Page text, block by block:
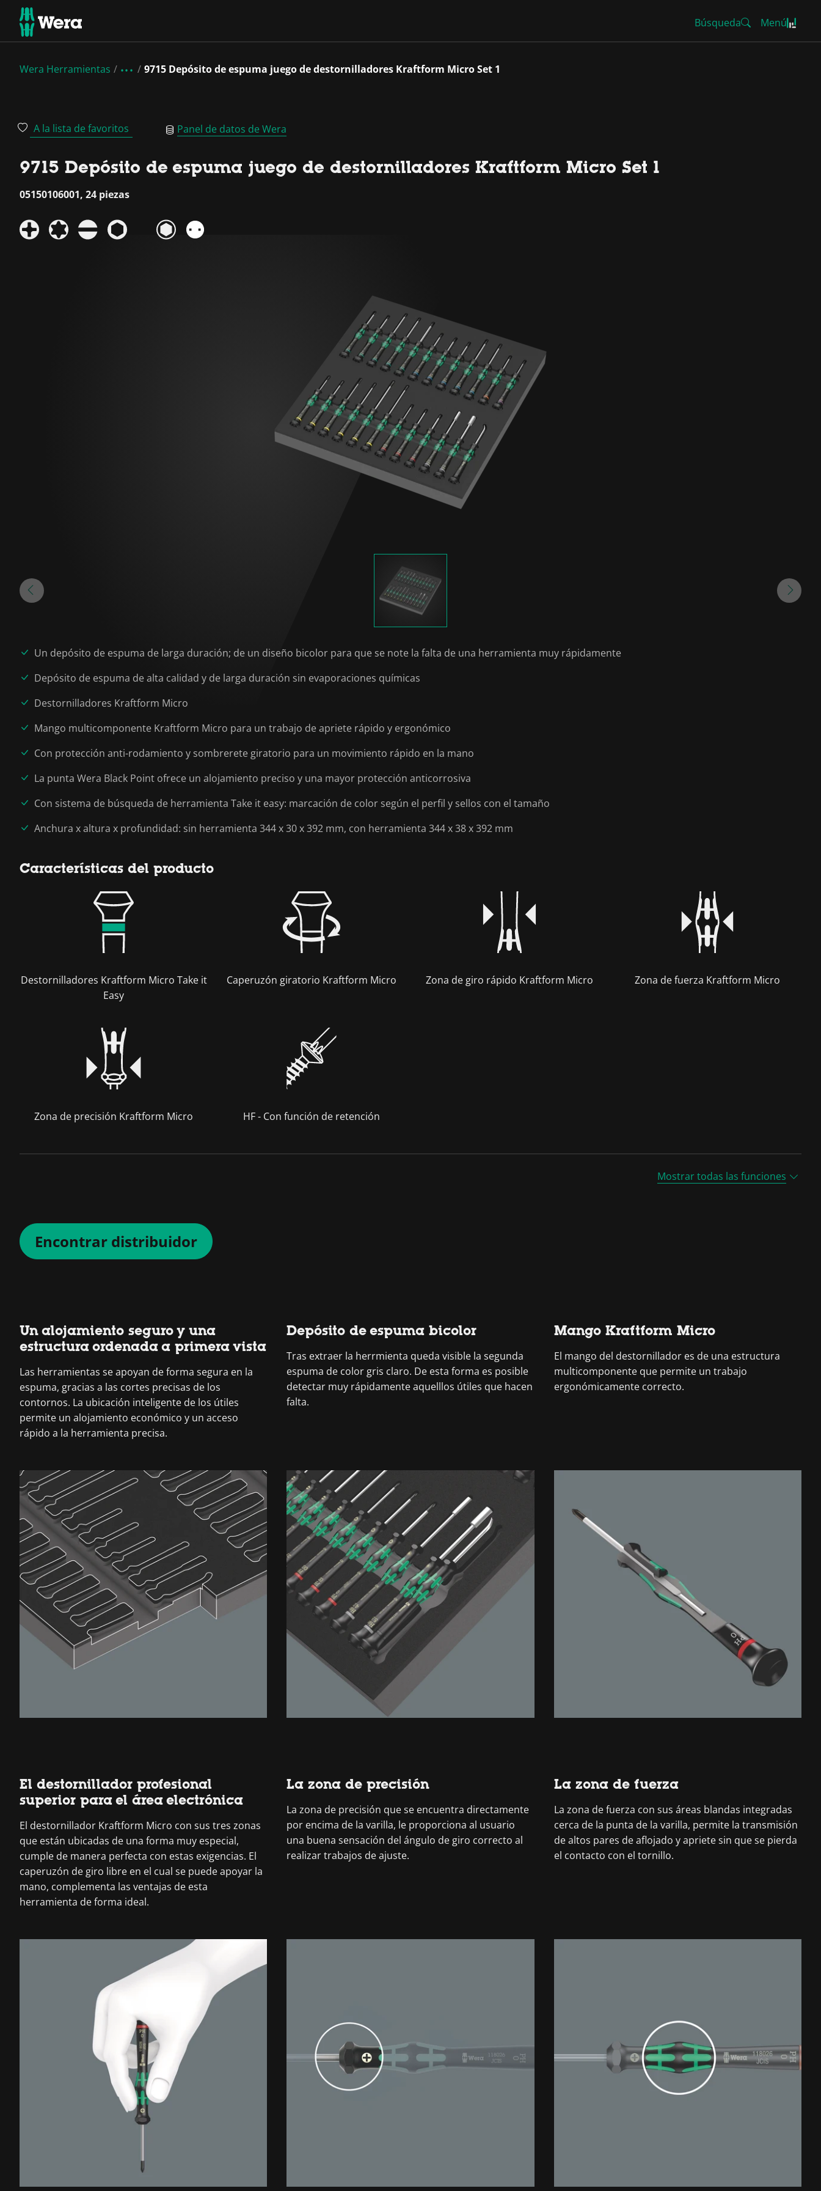
Búsqueda Menú
Wera Herramientas 9715 Depósito de espuma juego de destornilladores Kraftform Micro Set 1
A la lista de favoritos Panel de datos de Wera
9715 Depósito de espuma juego de destornilladores Kraftform Micro Set 1
05150106001, 24 piezas
Un depósito de espuma de larga duración; de un diseño bicolor para que se note la falta de una herramienta muy rápidamente
Depósito de espuma de alta calidad y de larga duración sin evaporaciones químicas
Destornilladores Kraftform Micro
Mango multicomponente Kraftform Micro para un trabajo de apriete rápido y ergonómico
Con protección anti-rodamiento y sombrerete giratorio para un movimiento rápido en la mano
La punta Wera Black Point ofrece un alojamiento preciso y una mayor protección anticorrosiva
Con sistema de búsqueda de herramienta Take it easy: marcación de color según el perfil y sellos con el tamaño
Anchura x altura x profundidad: sin herramienta 344 x 30 x 392 mm, con herramienta 344 x 38 x 392 mm
Características del producto
Destornilladores Kraftform Micro Take it
Easy
Caperuzón giratorio Kraftform Micro Zona de giro rápido Kraftform Micro Zona de fuerza Kraftform Micro
Zona de precisión Kraftform Micro HF - Con función de retención
Mostrar todas las funciones
Encontrar distribuidor
Un alojamiento seguro y una
estructura ordenada a primera vista
Las herramientas se apoyan de forma segura en la
espuma, gracias a las cortes precisas de los
contornos. La ubicación inteligente de los útiles
permite un alojamiento económico y un acceso
rápido a la herramienta precisa.
Depósito de espuma bicolor
Tras extraer la herrmienta queda visible la segunda
espuma de color gris claro. De esta forma es posible
detectar muy rápidamente aquelllos útiles que hacen
falta.
Mango Kraftform Micro
El mango del destornillador es de una estructura
multicomponente que permite un trabajo
ergonómicamente correcto.
El destornillador profesional
superior para el área electrónica
El destornillador Kraftform Micro con sus tres zonas
que están ubicadas de una forma muy especial,
cumple de manera perfecta con estas exigencias. El
caperuzón de giro libre en el cual se puede apoyar la
mano, complementa las ventajas de esta
herramienta de forma ideal.
La zona de precisión
La zona de precisión que se encuentra directamente
por encima de la varilla, le proporciona al usuario
una buena sensación del ángulo de giro correcto al
realizar trabajos de ajuste.
La zona de fuerza
La zona de fuerza con sus áreas blandas integradas
cerca de la punta de la varilla, permite la transmisión
de altos pares de aflojado y apriete sin que se pierda
el contacto con el tornillo.